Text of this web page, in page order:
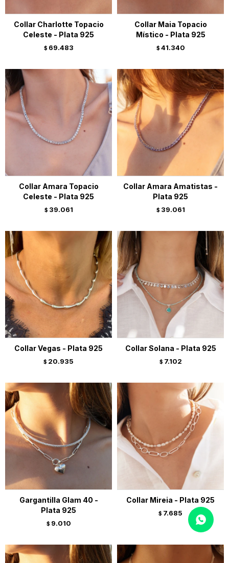
Collar Charlotte Topacio
Celeste - Plata 925
$ 69.483
Collar Maia Topacio
Místico - Plata 925
$ 41.340
Collar Amara Topacio
Celeste - Plata 925
$ 39.061
Collar Amara Amatistas -
Plata 925
$ 39.061
Collar Vegas - Plata 925
$ 20.935
Collar Solana - Plata 925
$ 7.102
Gargantilla Glam 40 -
Plata 925
$ 9.010
Collar Mireia - Plata 925
$ 7.685